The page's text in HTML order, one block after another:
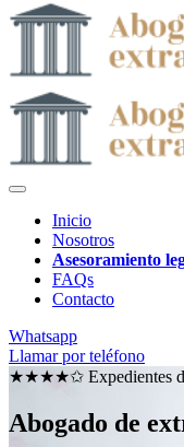
Inicio
Nosotros
Asesoramiento
FAQs
Contacto
Whatsapp
Llamar por teléfono
★★★★✩ Expedientes
Abogado de